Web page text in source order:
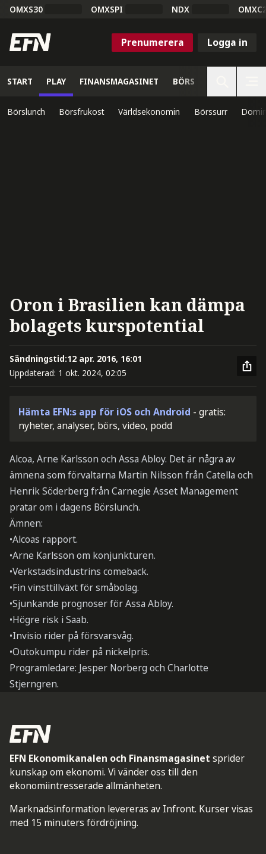
OMXS30 OMXSPI NDX
Prenumerera Logga in
START PLAY FINANSMAGASINET BÖRS
Börslunch Börsfrukost Världsekonomin Börssurr
Oron i Brasilien kan dämpa
bolagets kurspotential
Sändningstid:12 apr. 2016, 16:01
Uppdaterad: 1 okt. 2024, 02:05
Hämta EFN:s app för iOS och Android - gratis:
nyheter, analyser, börs, video, podd
Alcoa, Arne Karlsson och Assa Abloy. Det är några av
ämnena som förvaltarna Martin Nilsson från Catella och
Henrik Söderberg från Carnegie Asset Management
pratar om i dagens Börslunch.
Ämnen:
•Alcoas rapport.
•Arne Karlsson om konjunkturen.
•Verkstadsindustrins comeback.
•Fin vinsttillväxt för småbolag.
•Sjunkande prognoser för Assa Abloy.
•Högre risk i Saab.
•Invisio rider på försvarsvåg.
•Outokumpu rider på nickelpris.
Programledare: Jesper Norberg och Charlotte
Stjerngren.
EFN Ekonomikanalen och Finansmagasinet sprider
kunskap om ekonomi. Vi vänder oss till den
ekonomiintresserade allmänheten.
Marknadsinformation levereras av Infront. Kurser visas
med 15 minuters fördröjning.